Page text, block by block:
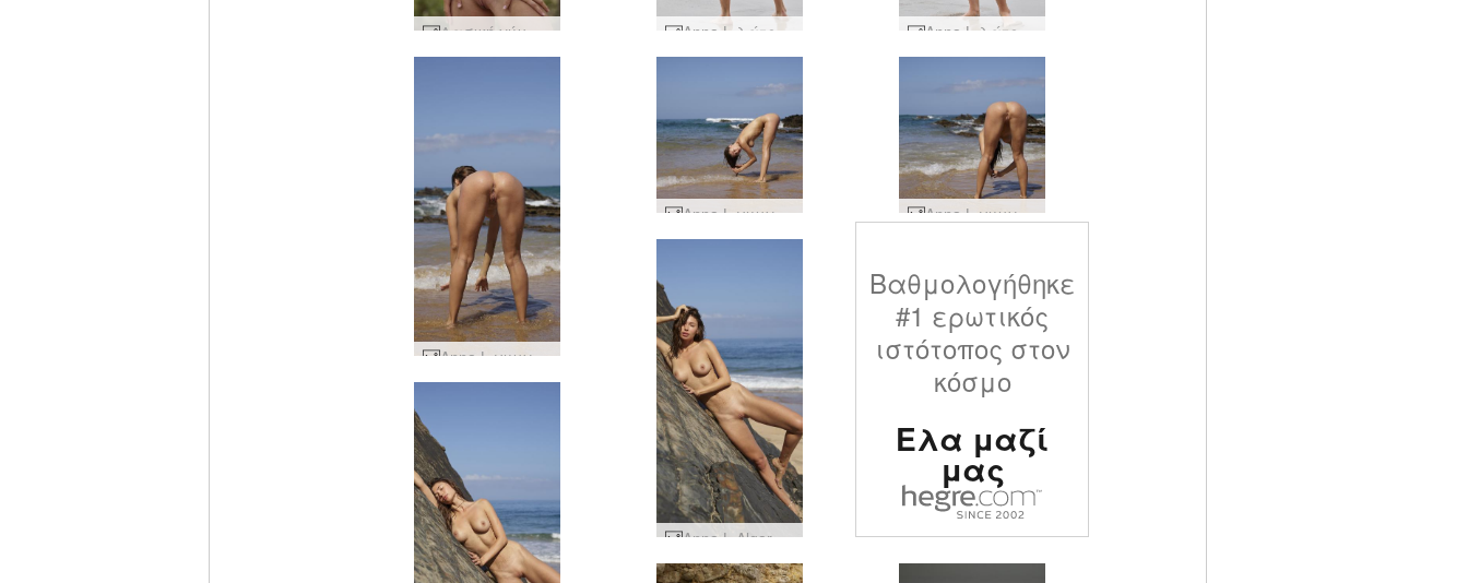
Δασική νύμφη Άννα Λ #11 Anna L λάτρης της παραλίας #103 Anna L λάτρης της παραλίας #99
Anna L γυμνή ζωή στην παραλία #4
Anna L γυμνή ζωή στην παραλία #12 Anna L γυμνή ζωή στην παραλία #8
Anna L Algarve δυτική ακτή #18
Βαθμολογήθηκε
#1 ερωτικός
ιστότοπος στον
κόσμο
Ελα μαζί
μας